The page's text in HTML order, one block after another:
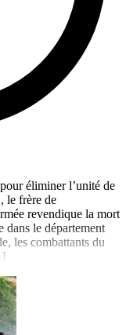
éliminer l’unité de
le frère de
revendique la mort
dans le département
les combattants du